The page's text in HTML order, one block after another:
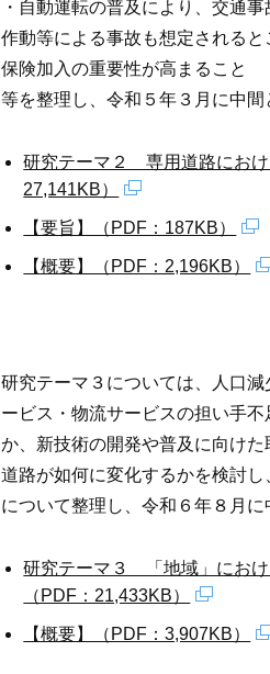
・自動運転の普及により、交通
作動等による事故も想定される
保険加入の重要性が高まること
等を整理し、令和５年３月に中間
研究テーマ２ 専用道路にお
27,141KB）
【要旨】（PDF：187KB）
【概要】（PDF：2,196KB）
研究テーマ３については、人口
ービス・物流サービスの担い手
か、新技術の開発や普及に向け
道路が如何に変化するかを検討
について整理し、令和６年８月に
研究テーマ３ 「地域」にお
（PDF：21,433KB）
【概要】（PDF：3,907KB）